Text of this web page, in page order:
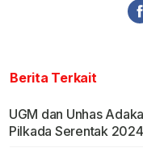
Berita Terkait
UGM dan Unhas
Pilkada Serentak 2024